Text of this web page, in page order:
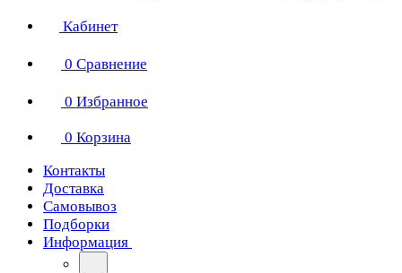
Кабинет
0 Сравнение
0 Избранное
0 Корзина
Контакты
Доставка
Самовывоз
Подборки
Информация